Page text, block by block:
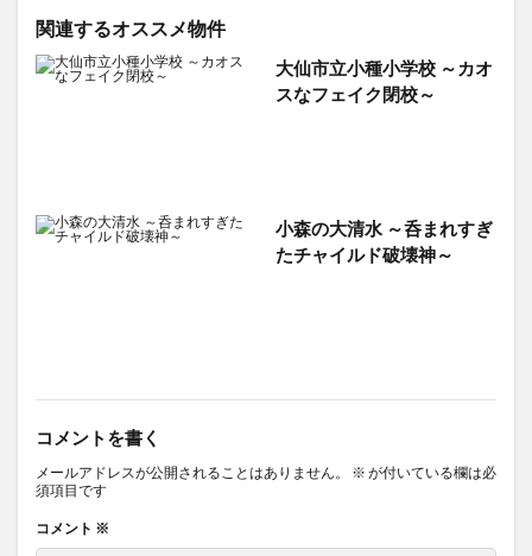
関連するオススメ物件
大仙市立小種小学校 ～カオ
スなフェイク閉校～
小森の大清水 ～呑まれすぎ
たチャイルド破壊神～
コメントを書く
メールアドレスが公開されることはありません。 ※ が付いている欄は必
須項目です
コメント ※